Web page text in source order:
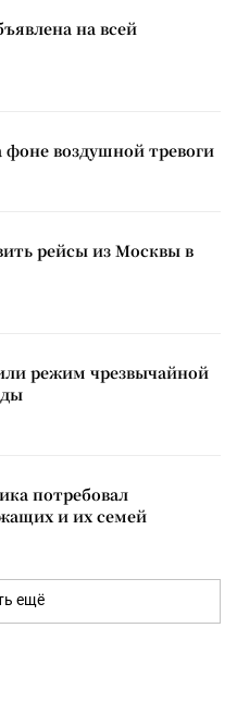
на всей
фоне воздушной тревоги
рейсы из Москвы в
режим чрезвычайной
потребовал
и их семей
ещё